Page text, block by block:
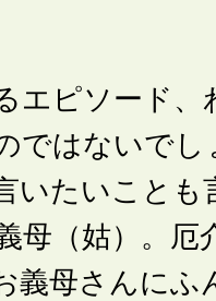
エピソード、
ではないでし
いたいことも
母（姑）。厄
義母さんにふ